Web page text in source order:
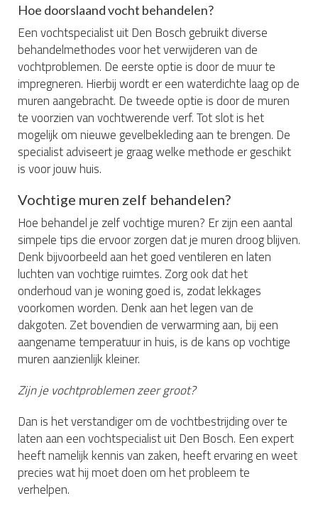
Hoe doorslaand vocht behandelen?
Een vochtspecialist uit Den Bosch gebruikt diverse
behandelmethodes voor het verwijderen van de
vochtproblemen. De eerste optie is door de muur te
impregneren. Hierbij wordt er een waterdichte laag op de
muren aangebracht. De tweede optie is door de muren
te voorzien van vochtwerende verf. Tot slot is het
mogelijk om nieuwe gevelbekleding aan te brengen. De
specialist adviseert je graag welke methode er geschikt
is voor jouw huis.
Vochtige muren zelf behandelen?
Hoe behandel je zelf vochtige muren? Er zijn een aantal
simpele tips die ervoor zorgen dat je muren droog blijven.
Denk bijvoorbeeld aan het goed ventileren en laten
luchten van vochtige ruimtes. Zorg ook dat het
onderhoud van je woning goed is, zodat lekkages
voorkomen worden. Denk aan het legen van de
dakgoten. Zet bovendien de verwarming aan, bij een
aangename temperatuur in huis, is de kans op vochtige
muren aanzienlijk kleiner.
Zijn je vochtproblemen zeer groot?
Dan is het verstandiger om de vochtbestrijding over te
laten aan een vochtspecialist uit Den Bosch. Een expert
heeft namelijk kennis van zaken, heeft ervaring en weet
precies wat hij moet doen om het probleem te
verhelpen.